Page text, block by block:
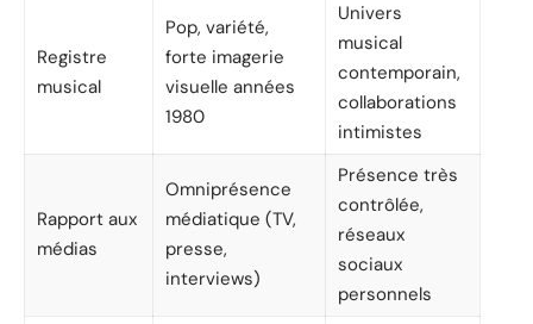
Registre
musical
Pop, variété,
forte imagerie
visuelle années
1980
Univers
musical
contemporain,
collaborations
intimistes
Rapport aux
médias
Omniprésence
médiatique (TV,
presse,
interviews)
Présence très
contrôlée,
réseaux
sociaux
personnels